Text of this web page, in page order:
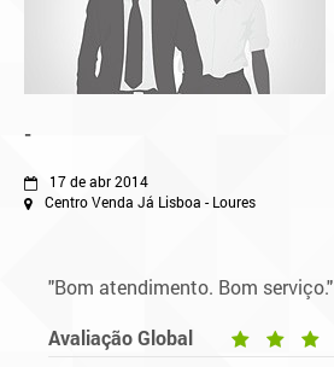
-
17 de abr 2014
Centro Venda Já Lisboa - Loures
"Bom atendimento. Bom serviço."
Avaliação Global